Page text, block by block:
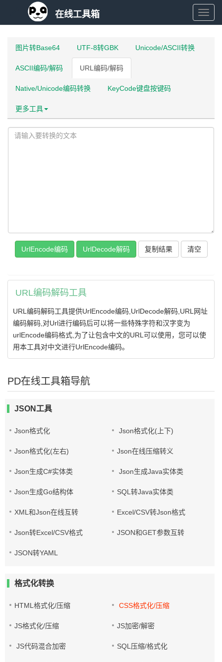
在
箱
在线工具箱
图片转Base64 UTF-8转GBK Unicode/ASCII转换
ASCII编码/解码 URL编码/解码
Native/Unicode编码转换 KeyCode键盘按键码
更多工具
UrlEncode编码 UrlDecode解码 复制结果
URL编码解码工具
URL编码解码工具提供UrlEncode编码,UrlDecode解码,URL网址
编码解码,对Url进行编码后可以将一些特殊字符和汉字变为
urlEncode编码格式,为了让包含中文的URL可以使用，您可以使
用本工具对中文进行UrlEncode编码。
PD在线工具箱导航
JSON工具
Json格式化 Json格式化(上下)
Json格式化(左右) Json在线压缩转义
Json生成C#实体类 Json生成Java实体类
Json生成Go结构体 SQL转Java实体类
XML和Json在线互转 Excel/CSV转Json格式
Json转Excel/CSV格式 JSON和GET参数互转
JSON转YAML
格式化转换
HTML格式化/压缩 CSS格式化/压缩
JS格式化/压缩 JS加密/解密
JS代码混合加密 SQL压缩/格式化